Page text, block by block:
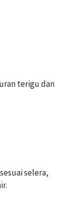
terigu dan
selera,